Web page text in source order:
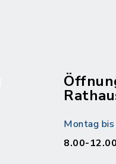
Montag
8.00-